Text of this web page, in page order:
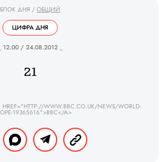
БЛОК ДНЯ / ОБЩИЙ
ЦИФРА ДНЯ
12.00 / 24.08.2012 _
21
WWW.BBC.CO.UK/NEWS/WORLD-
19365616">BBC</A>